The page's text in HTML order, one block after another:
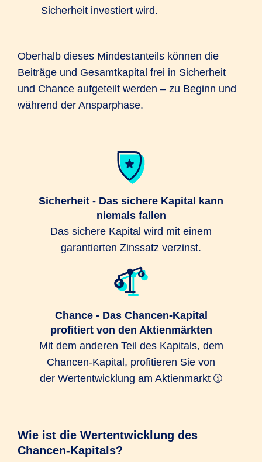
Sicherheit investiert wird.
Oberhalb dieses Mindestanteils können die
Beiträge und Gesamtkapital frei in Sicherheit
und Chance aufgeteilt werden – zu Beginn und
während der Ansparphase.
Sicherheit - Das sichere Kapital kann
niemals fallen
Das sichere Kapital wird mit einem
garantierten Zinssatz verzinst.
Chance - Das Chancen-Kapital
profitiert von den Aktienmärkten
Mit dem anderen Teil des Kapitals, dem
Chancen-Kapital, profitieren Sie von
der Wertentwicklung am Aktienmarkt
Wie ist die Wertentwicklung des
Chancen-Kapitals?